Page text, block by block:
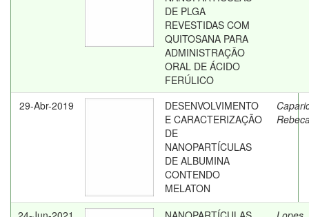
DE PLGA
REVESTIDAS COM
QUITOSANA PARA
ADMINISTRAÇÃO
ORAL DE ÁCIDO
FERÚLICO
29-Abr-2019
DESENVOLVIMENTO
E CARACTERIZAÇÃO
DE
NANOPARTÍCULAS
DE ALBUMINA
CONTENDO
MELATON